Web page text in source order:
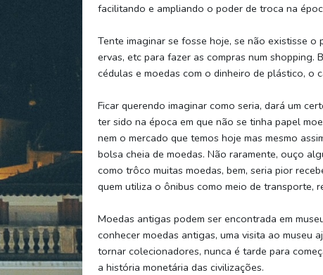
facilitando e ampliando o poder de troca na
Tente imaginar se fosse hoje, se não existisse
ervas, etc para fazer as compras num shopping.
cédulas e moedas com o dinheiro de plástico, o
Ficar querendo imaginar como seria, dará um
ter sido na época em que não se tinha papel
nem o mercado que temos hoje mas mesmo
bolsa cheia de moedas. Não raramente, ouço
como trôco muitas moedas, bem, seria pior
quem utiliza o ônibus como meio de transporte,
Moedas antigas podem ser encontrada em
conhecer moedas antigas, uma visita ao museu
tornar colecionadores, nunca é tarde para
a história monetária das civilizações.